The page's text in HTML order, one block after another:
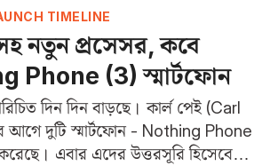
TIMELINE
নতুন প্রসেসর, কবে
(3) স্মার্টফোন
পরিচিত দিন দিন বাড়ছে। কার্ল পেই (Carl
আগে দুটি স্মার্টফোন - Nothing Phone
এবার এদের উত্তরসূরি হিসেবে